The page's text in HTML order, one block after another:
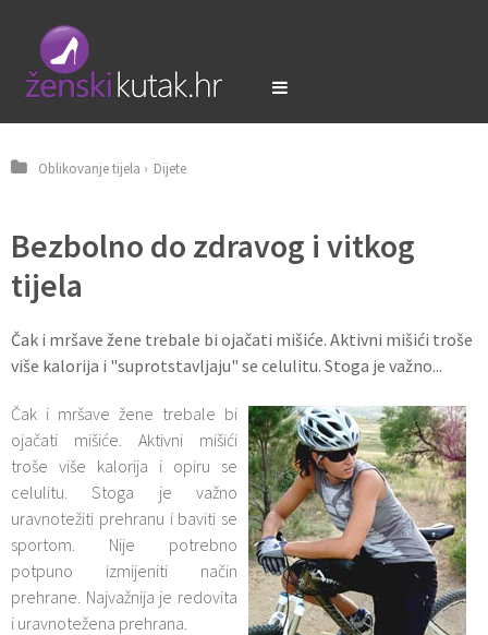
Oblikovanje tijela › Dijete
Bezbolno do zdravog i vitkog
tijela
Čak i mršave žene trebale bi ojačati mišiće. Aktivni mišići troše
više kalorija i "suprotstavljaju" se celulitu. Stoga je važno...
Čak i mršave žene trebale bi
ojačati mišiće. Aktivni mišići
troše više kalorija i opiru se
celulitu. Stoga je važno
uravnotežiti prehranu i baviti se
sportom. Nije potrebno
potpuno izmijeniti način
prehrane. Najvažnija je redovita
i uravnotežena prehrana.